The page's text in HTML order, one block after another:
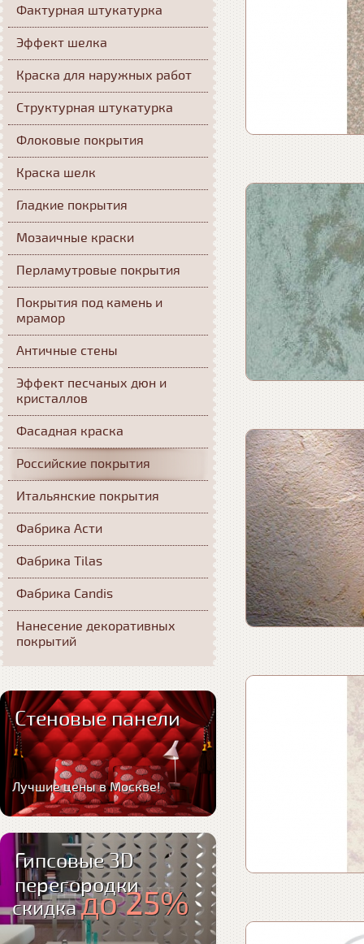
Фактурная штукатурка
Эффект шелка
Краска для наружных работ
Структурная штукатурка
Флоковые покрытия
Краска шелк
Гладкие покрытия
Мозаичные краски
Перламутровые покрытия
Покрытия под камень и
мрамор
Античные стены
Эффект песчаных дюн и
кристаллов
Фасадная краска
Российские покрытия
Итальянские покрытия
Фабрика Асти
Фабрика Tilas
Фабрика Candis
Нанесение декоративных
покрытий
Стеновые панели
Лучшие цены в Москве!
Гипсовые 3D
перегородки
скидкадо 25%